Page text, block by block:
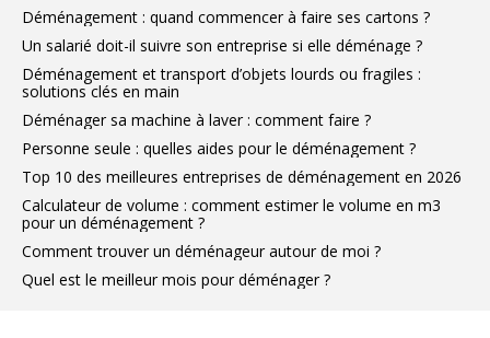
Déménagement : quand commencer à faire ses cartons ?
Un salarié doit-il suivre son entreprise si elle déménage ?
Déménagement et transport d’objets lourds ou fragiles :
solutions clés en main
Déménager sa machine à laver : comment faire ?
Personne seule : quelles aides pour le déménagement ?
Top 10 des meilleures entreprises de déménagement en 2026
Calculateur de volume : comment estimer le volume en m3
pour un déménagement ?
Comment trouver un déménageur autour de moi ?
Quel est le meilleur mois pour déménager ?